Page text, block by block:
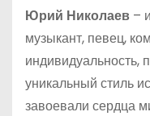
Юрий Николаев –
музыкант, певец,
индивидуальность,
уникальный стиль
завоевали сердца